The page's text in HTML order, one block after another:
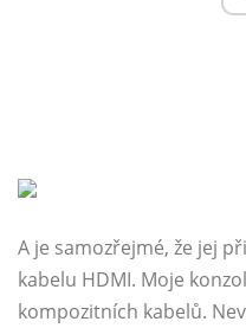
A je samozřejmé, že jej
kabelu HDMI. Moje
kompozitních kabelů.